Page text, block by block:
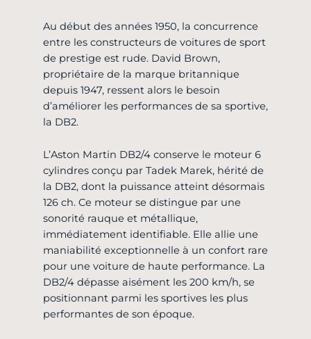
Au début des années 1950, la concurrence
entre les constructeurs de voitures de sport
de prestige est rude. David Brown,
propriétaire de la marque britannique
depuis 1947, ressent alors le besoin
d’améliorer les performances de sa sportive,
la DB2.
L’Aston Martin DB2/4 conserve le moteur 6
cylindres conçu par Tadek Marek, hérité de
la DB2, dont la puissance atteint désormais
126 ch. Ce moteur se distingue par une
sonorité rauque et métallique,
immédiatement identifiable. Elle allie une
maniabilité exceptionnelle à un confort rare
pour une voiture de haute performance. La
DB2/4 dépasse aisément les 200 km/h, se
positionnant parmi les sportives les plus
performantes de son époque.